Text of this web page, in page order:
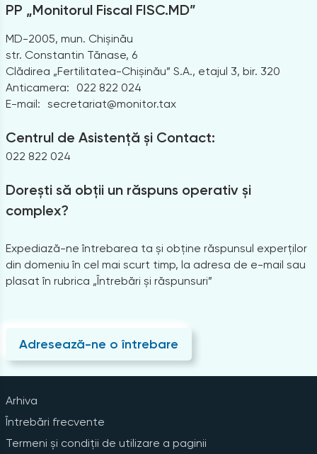
PP „Monitorul Fiscal FISC.MD”
MD-2005, mun. Chișinău
str. Constantin Tănase, 6
Clădirea „Fertilitatea-Chișinău” S.A., etajul 3, bir. 320
Anticamera:
022 822 024
E-mail: secretariat@monitor.tax
Centrul de Asistență și Contact:
022 822 024
Dorești să obții un răspuns operativ și
complex?
Expediază-ne întrebarea ta și obține răspunsul experților
din domeniu în cel mai scurt timp, la adresa de e-mail sau
plasat în rubrica „Întrebări și răspunsuri”
Adresează-ne o întrebare
Arhiva
Întrebări frecvente
Termeni și condiții de utilizare a paginii